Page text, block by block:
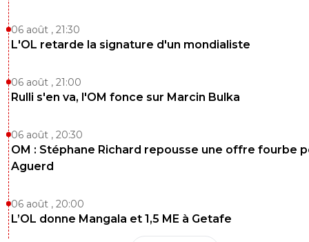
06 août , 21:30
L'OL retarde la signature d'un mondialiste
06 août , 21:00
Rulli s'en va, l'OM fonce sur Marcin Bulka
06 août , 20:30
OM : Stéphane Richard repousse une offre fourbe
Aguerd
06 août , 20:00
L’OL donne Mangala et 1,5 ME à Getafe